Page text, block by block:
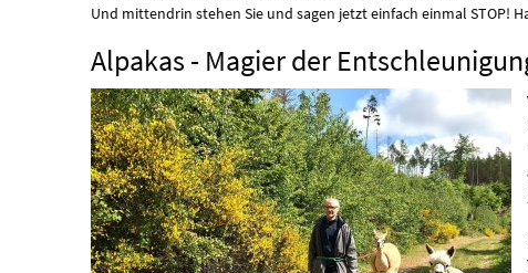
Alpakawanderungen
Und mittendrin stehen Sie und sagen jetzt einfach einmal STOP!
Alpakas - Magier der